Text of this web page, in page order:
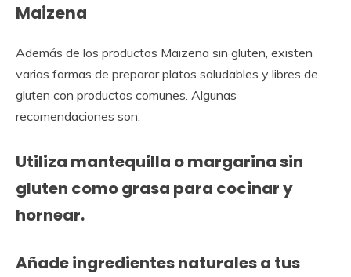
Maizena
Además de los productos Maizena sin gluten, existen
varias formas de preparar platos saludables y libres de
gluten con productos comunes. Algunas
recomendaciones son:
Utiliza mantequilla o margarina sin
gluten como grasa para cocinar y
hornear.
Añade ingredientes naturales a tus